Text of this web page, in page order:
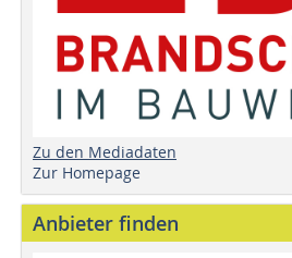
Zu den Mediadaten
Zur Homepage
Anbieter finden